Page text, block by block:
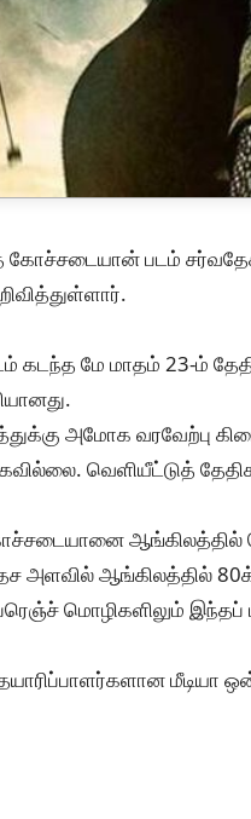
கோச்சடையான் படம்
மே மாதம் 23-ம் தேதி
அமோக வரவேற்பு
வெளியீட்டுத்
ஆங்கிலத்தில்
அளவில் ஆங்கிலத்தில்
மொழிகளிலும்
மீடியா